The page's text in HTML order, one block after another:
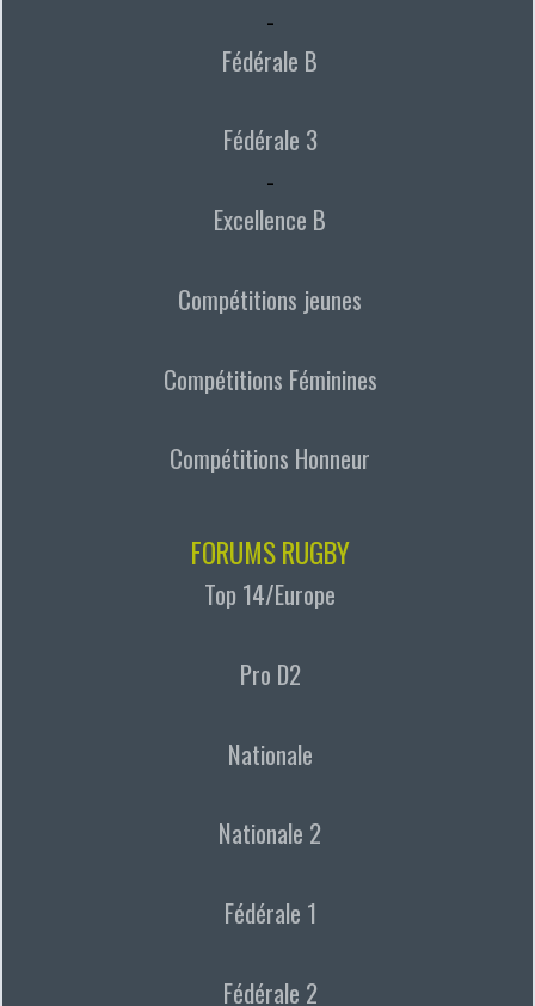
-
Fédérale B
Fédérale 3
-
Excellence B
Compétitions jeunes
Compétitions Féminines
Compétitions Honneur
FORUMS RUGBY
Top 14/Europe
Pro D2
Nationale
Nationale 2
Fédérale 1
Fédérale 2